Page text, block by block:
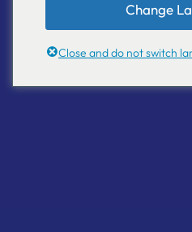
Change
Close and do not switch